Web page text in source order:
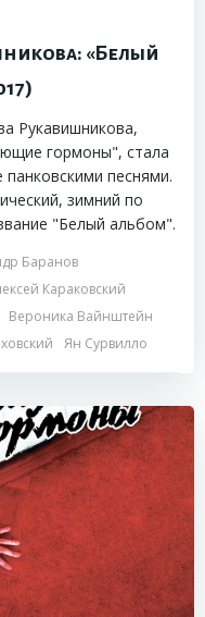
«Белый
Рукавишникова,
гормоны", стала
песнями.
зимний по
"Белый альбом".
Баранов
Караковский
Вероника Вайнштейн
Ян Сурвилло